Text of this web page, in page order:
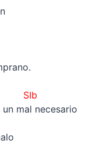
mal necesario